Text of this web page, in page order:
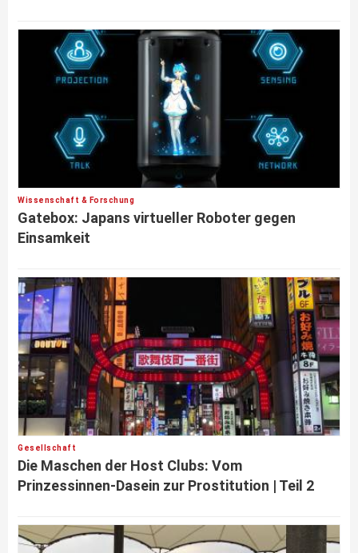
Wissenschaft & Forschung
Gatebox: Japans virtueller Roboter gegen
Einsamkeit
Gesellschaft
Die Maschen der Host Clubs: Vom
Prinzessinnen-Dasein zur Prostitution | Teil 2